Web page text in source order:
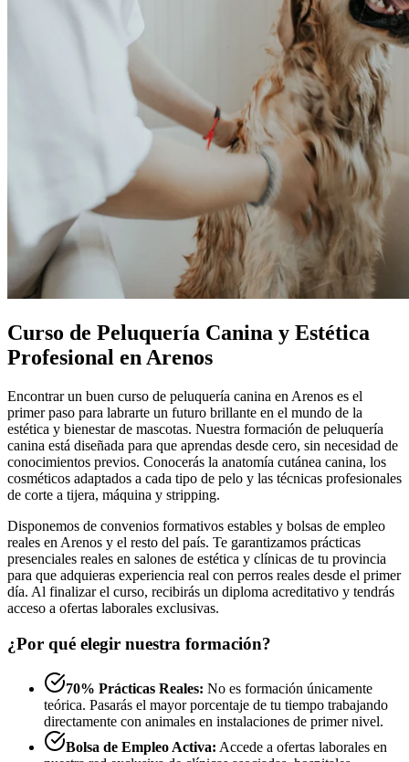
Curso de Peluquería Canina y Estética
Profesional en Arenos
Encontrar un buen curso de peluquería canina en Arenos es el
primer paso para labrarte un futuro brillante en el mundo de la
estética y bienestar de mascotas. Nuestra formación de peluquería
canina está diseñada para que aprendas desde cero, sin necesidad de
conocimientos previos. Conocerás la anatomía cutánea canina, los
cosméticos adaptados a cada tipo de pelo y las técnicas profesionales
de corte a tijera, máquina y stripping.
Disponemos de convenios formativos estables y bolsas de empleo
reales en Arenos y el resto del país. Te garantizamos prácticas
presenciales reales en salones de estética y clínicas de tu provincia
para que adquieras experiencia real con perros reales desde el primer
día. Al finalizar el curso, recibirás un diploma acreditativo y tendrás
acceso a ofertas laborales exclusivas.
¿Por qué elegir nuestra formación?
70% Prácticas Reales: No es formación únicamente
teórica. Pasarás el mayor porcentaje de tu tiempo trabajando
directamente con animales en instalaciones de primer nivel.
Bolsa de Empleo Activa: Accede a ofertas laborales en